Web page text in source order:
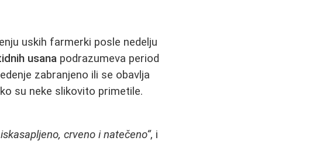
uskih farmerki posle nedelju
usana podrazumeva period
zabranjeno ili se obavlja
su neke slikovito primetile.
crveno i natečeno“, i